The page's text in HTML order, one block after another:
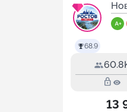
68.9
lock_outline
13